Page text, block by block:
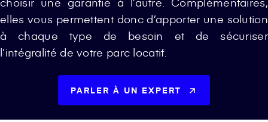
elles vous permettent donc d’apporter une solution
à chaque type de besoin et de sécuriser
l’intégralité de votre parc locatif.
PARLER À UN EXPERT